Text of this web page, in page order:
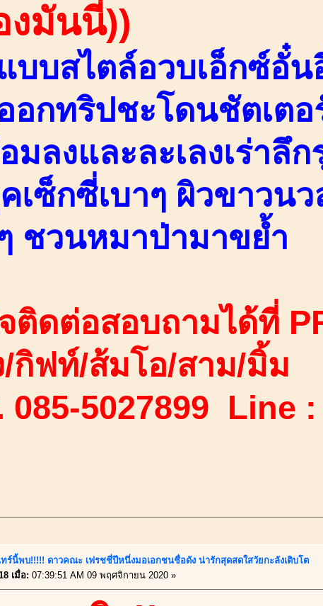
งมันนี่))
บบสไตล์อวบเอ็กซ์อั๋
อกทริปชะโดนชัตเต
มลงและละเลงเร่าลึ
เซ็กซี่เบาๆ ผิวขาวน
ชวนหมาป่ามาขย้ำ
ติดต่อสอบถามได้ที่
/กิฟท์/ส้มโอ/สาม/มิ้ม
085-5027899 Line
ร์นี้พบ!!!!! ดาวคณะ เฟรชชี่ปีหนึ่งมอเอกชนชื่อดัง น่ารักสุดสดใสวัยกะลังเติบโต
เมื่อ: 07:39:51 AM 09 พฤศจิกายน 2020 »